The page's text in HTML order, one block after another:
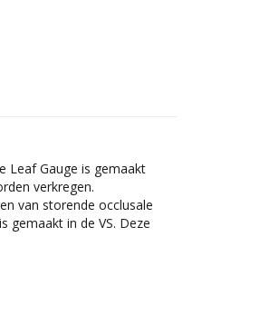
Leaf Gauge is gemaakt
verkregen.
van storende occlusale
gemaakt in de VS. Deze